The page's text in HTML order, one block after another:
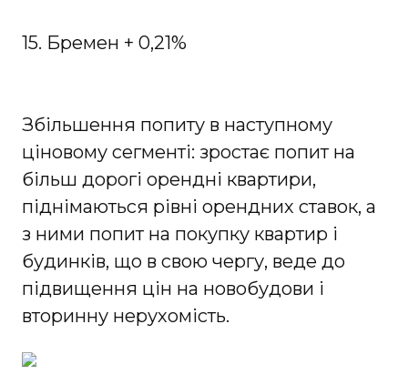
15. Бремен + 0,21%
Збільшення попиту в наступному
ціновому сегменті: зростає попит на
більш дорогі орендні квартири,
піднімаються рівні орендних ставок, а
з ними попит на покупку квартир і
будинків, що в свою чергу, веде до
підвищення цін на новобудови і
вторинну нерухомість.